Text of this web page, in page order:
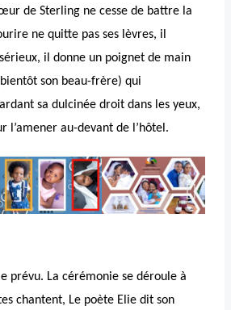
de Sterling ne cesse de battre la
ne quitte pas ses lèvres, il
il donne un poignet de main
son beau-frère) qui
sa dulcinée droit dans les yeux,
l’amener au-devant de l’hôtel.
prévu. La cérémonie se déroule à
chantent, Le poète Elie dit son